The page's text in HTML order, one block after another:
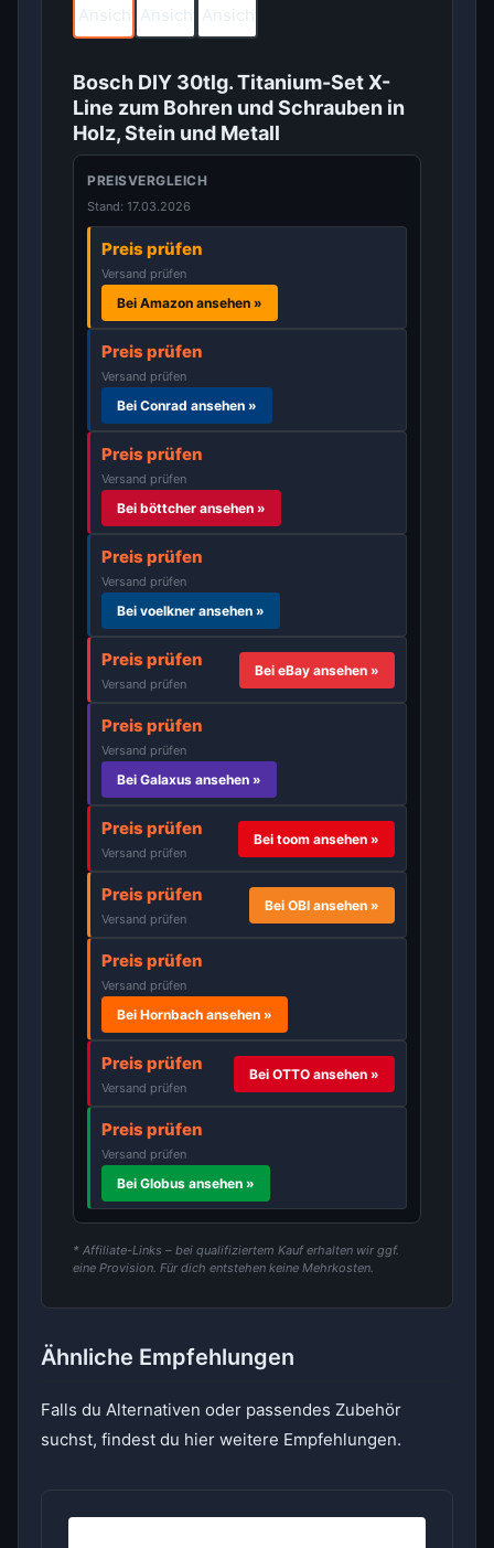
Bosch DIY 30tlg. Titanium-Set X-
Line zum Bohren und Schrauben in
Holz, Stein und Metall
PREISVERGLEICH
Stand: 17.03.2026
Preis prüfen
Versand prüfen
Bei Amazon ansehen »
Preis prüfen
Versand prüfen
Bei Conrad ansehen »
Preis prüfen
Versand prüfen
Bei böttcher ansehen »
Preis prüfen
Versand prüfen
Bei voelkner ansehen »
Preis prüfen
Versand prüfen
Bei eBay ansehen »
Preis prüfen
Versand prüfen
Bei Galaxus ansehen »
Preis prüfen
Versand prüfen
Bei toom ansehen »
Preis prüfen
Versand prüfen
Bei OBI ansehen »
Preis prüfen
Versand prüfen
Bei Hornbach ansehen »
Preis prüfen
Versand prüfen
Bei OTTO ansehen »
Preis prüfen
Versand prüfen
Bei Globus ansehen »
* Affiliate-Links – bei qualifiziertem Kauf erhalten wir ggf.
eine Provision. Für dich entstehen keine Mehrkosten.
Ähnliche Empfehlungen
Falls du Alternativen oder passendes Zubehör
suchst, findest du hier weitere Empfehlungen.